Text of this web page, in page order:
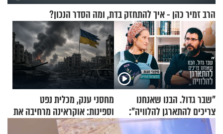
הרב זמיר כהן - איך להתחזק בדת, ומה הסדר הנכון?
"שבר גדול. הבנו שאנחנו
צריכים להתארגן להלוויה":
זוגיות במבחן, הפעם עם מרים
מחסני ענק, מכלית נפט
וספינות: אוקראינה מרחיבה את
התקיפות בעומק רוסיה